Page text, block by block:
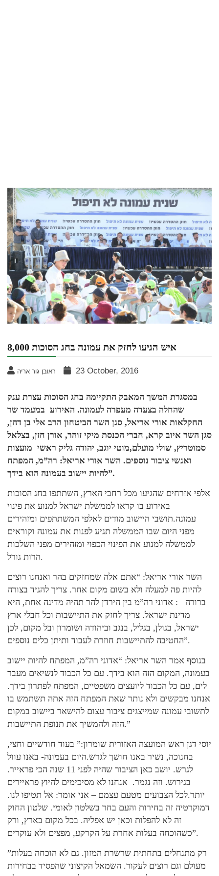
8,000 איש הגיעו לחזק את עמונה בחג הסוכות
ראובן גור אריה 23 October, 2016
במסגרת המשך המאבק התקיימה בחג הסוכות עצרת ענק
שהחלה בצעדה מעפרה לעמונה. האירוע במעמד שר
החקלאות אורי אריאל, סגן השר הביטחון הרב אלי בן דהן,
סגן השר איוב קרא, חברי הכנסת מיקי זוהר, אורן חזן, בצלאל
סמוטריץ, שולי מועלם,מוטי יוגב, יהודה גליק ראשי מועצות
ואנשי ציבור נוספים. השר אורי אריאל: רה”מ, המפתח
להיות יישוב בעמונה הוא בידך”.
אלפי אזרחים שהגיעו מכל רחבי הארץ, השתתפו בחג הסוכות
באירוע בו קראו לממשלת ישראל למנוע את פינוי
עמונה.תושבי היישוב מודים לאלפי המשתתפים ומזהירים
מפני היום שבו הממשלה תגיע לפנות את עמונה וקוראים
לממשלה למנוע את הפינוי הכפוי ומזהירים מפני השלכות
הרות גורל.
השר אורי אריאל: “אתם אלה שמחזקים בהר ואנחנו רוצים
להיות פה למעלה ולא בשום מקום אחר. צריך להגיד בצורה
ברורה : אדוני רה”מ בין הירדן להר תהיה מדינה אחת, היא
מדינת ישראל. צריך לחזק את התיישבות וכל חבלי ארץ
ישראל, בגולן, בגליל, בנגב וביהודה ושומרון ובל מקום, לכן
החטיבה להתיישבות חוזרת לעבוד ותיתן כלים נוספים”.
בנוסף אמר השר אריאל: “אדוני רה”מ, המפתח להיות יישוב
בעמונה, המקום הזה הוא בידך. עם כל הכבוד לנשיאים מעבר
לים, עם כל הכבוד ליועצים משפטיים, המפתח לפתרון בידך.
אנחנו מבקשים ולא נותר שאת המפתח הזה אתה תשתמש בו
לתשובי עמונה שמייצגים ציבור עצום להישאר ביישוב במקום
הזה ולהמשיך את תנופת התיישבות.”
יוסי דגן ראש המועצה האזורית שומרון:” בעוד חודשיים וחצי,
בחנוכה, נשיר באנו חושך לגרש.היום בעמונה- באנו עוול
לגרש. יושב כאן הציבור שהיה לפני 11 שנה הכי פראייר.
בגירוש. וזה נגמר. אנחנו לא מסיכימים להיוץ פראיירים
יותר.לכל הצבועים מטעם עצמם – אני אומר: אל תטיפו לנו.
דמוקרטיה זה בחירות והעם בחר בשלטון לאומי. שלטון החוק
זה לא להפלות וכאן יש אפליה. בכל מקום בארץ, ורק
כשהוכחה בעלות אחרת על הקרקע, מפצים ולא עוקרים”.
”רק מתנחלים בתחתית שרשרת המזון. גם לא הוכחה בעלות
מעולם וגם רוצים לעקור. השמאל הקיצוני שהפסיד בבחירות